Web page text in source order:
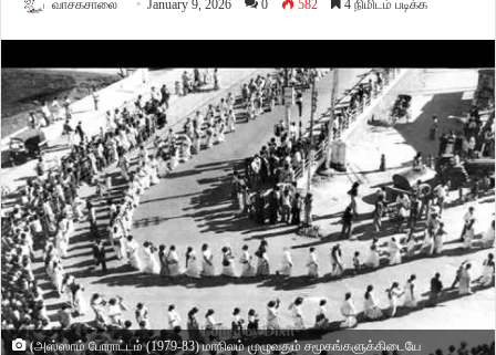
வாசகசாலை January 9, 2026 0 582 4 நிமிடம் படிக்க
(அஸ்ஸாம் போராட்டம் (1979-83) மாநிலம் முழுவதும் சமூகங்களுக்கிடையே